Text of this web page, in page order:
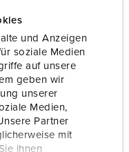
und Anzeigen
soziale Medien
auf unsere
geben wir
unserer
Medien,
Partner
mit
ihnen
2 h
300-500 Hz
Screw terminals
standard
IP44